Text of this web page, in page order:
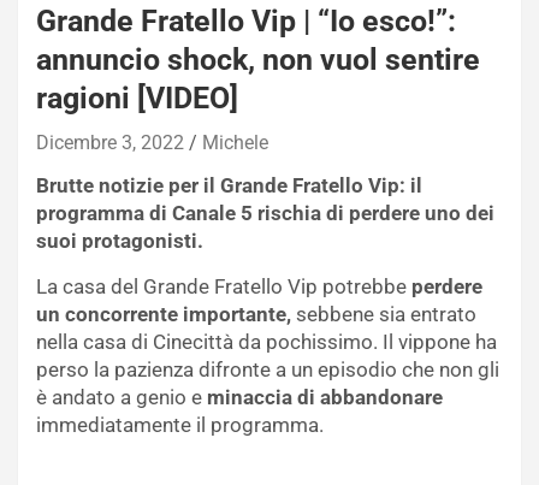
Grande Fratello Vip | “Io esco!”:
annuncio shock, non vuol sentire
ragioni [VIDEO]
Dicembre 3, 2022 Michele
Brutte notizie per il Grande Fratello Vip: il
programma di Canale 5 rischia di perdere uno dei
suoi protagonisti.
La casa del Grande Fratello Vip potrebbe perdere
un concorrente importante, sebbene sia entrato
nella casa di Cinecittà da pochissimo. Il vippone ha
perso la pazienza difronte a un episodio che non gli
è andato a genio e minaccia di abbandonare
immediatamente il programma.